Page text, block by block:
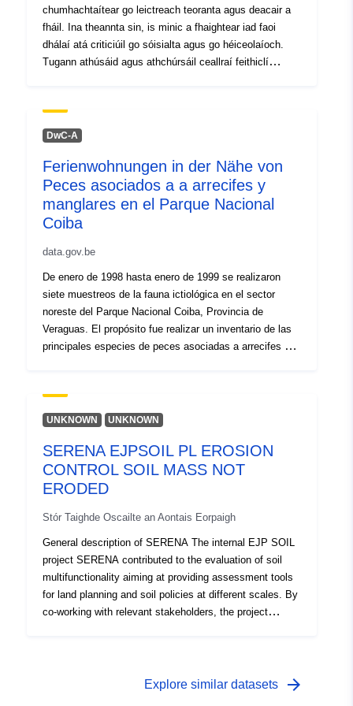
chumhachtaítear go leictreach teoranta agus deacair a
fháil. Ina theannta sin, is minic a fhaightear iad faoi
dhálaí atá criticiúil go sóisialta agus go héiceolaíoch.
Tugann athúsáid agus athchúrsáil ceallraí feithiclí
a n-éifeachtúlacht acmhainní a mhéadú. Tugann an
staidéar forbhreathnú ar fhéidearthachtaí teicniúla,
Déantar anailís ar iarratais ar cheallraí úsáidte mar
stóráil fuinnimh dho-aistrithe, le haghaidh bonneagar
leictreach nó feidhmchláir mhóibíleacha, ó thrucailí go
róbait tí. Taispeánann athchúrsáil ceallraí gur féidir suas
athchúrsáil. Cuidíonn an dá rogha le hacmhainní a
chaomhnú chun leictrea-shoghluaisteacht a leathnú
agus úsáid inbhuanaithe a bhaint astu.
DwC-A
Ferienwohnungen in der Nähe von
Peces asociados a a arrecifes y
manglares en el Parque Nacional
Coiba
data.gov.be
De enero de 1998 hasta enero de 1999 se realizaron
siete muestreos de la fauna ictiológica en el sector
noreste del Parque Nacional Coiba, Provincia de
Veraguas. El propósito fue realizar un inventario de las
principales especies de peces asociadas a arrecifes y
muestreo, Erzählungen como: trasmallos, redes de
mano, bolsas plásticas, trampas, arpón, censos
camaronero frente al islote de Granito de Oro. Se
recolectaron un total de 10 especies, agrupadas en 7
familias para los peces cartilaginosos, mientras que
agrupadas und 57 familias.
UNKNOWN UNKNOWN
SERENA EJPSOIL PL EROSION
CONTROL SOIL MASS NOT
ERODED
Stór Taighde Oscailte an Aontais Eorpaigh
General description of SERENA The internal EJP SOIL
project SERENA contributed to the evaluation of soil
multifunctionality aiming at providing assessment tools
for land planning and soil policies at different scales. By
co-working with relevant stakeholders, the project
their bundles, under actual conditions and for climate
Explore similar datasets arrow_forward